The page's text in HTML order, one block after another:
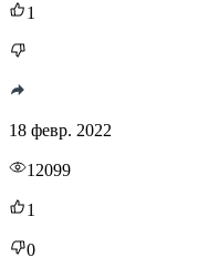
1
18 февр. 2022
12099
1
0